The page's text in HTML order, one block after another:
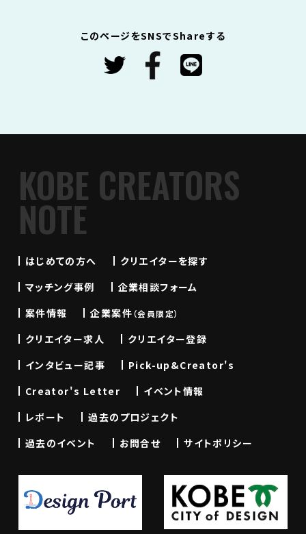
このページをSNSでShareする
KOBE CREATORS
NOTE
はじめての方へ
クリエイターを探す
マッチング事例
企業相談フォーム
案件情報
企業案件（会員限定）
クリエイター求人
クリエイター登録
インタビュー記事
Pick-up&Creator's
Creator's Letter
イベント情報
レポート
過去のプロジェクト
過去のイベント
お問合せ サイトポリシー